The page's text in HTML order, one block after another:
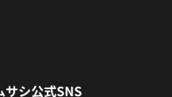
サシ公式SNS